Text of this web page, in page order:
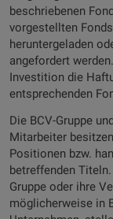
beschriebenen
vorgestellten
heruntergeladen
angefordert
Investition die
entsprechenden
Die BCV-Gruppe
Mitarbeiter
Positionen bzw.
betreffenden
Gruppe oder ihre
möglicherweise in